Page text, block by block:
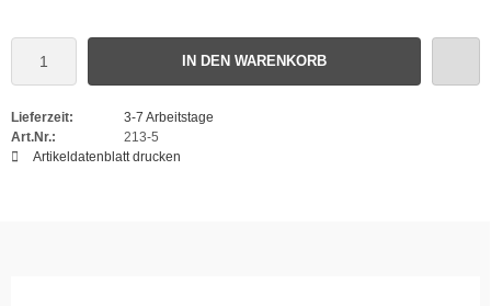
IN DEN WARENKORB
Lieferzeit:
3-7 Arbeitstage
Art.Nr.:
213-5
Artikeldatenblatt drucken